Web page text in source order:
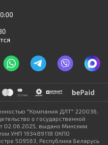
"Компания ДЛТ" 220036,
о государственной
02.06.2025, выдано Минским
УНП 193489118 ОКПО
509563, Республика Беларусь